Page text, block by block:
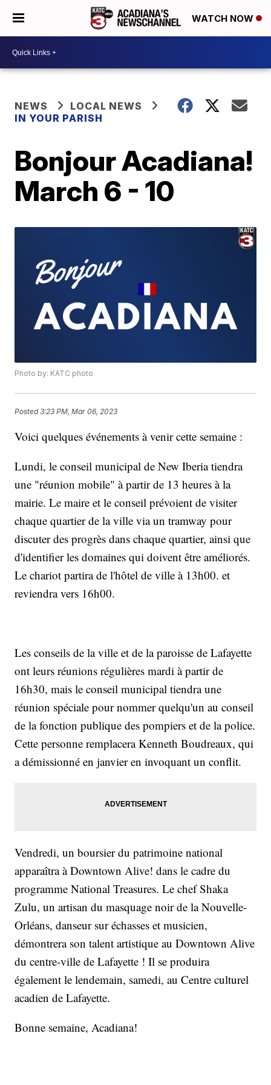
WATCH NOW
NEWS
LOCAL NEWS
IN YOUR PARISH
Bonjour Acadiana!
March 6 - 10
Photo by: KATC photo
Posted3:23 PM, Mar 06, 2023
Voici quelques événements à venir cette semaine :
Lundi, le conseil municipal de New Iberia tiendra
une "réunion mobile" à partir de 13 heures à la
mairie. Le maire et le conseil prévoient de visiter
chaque quartier de la ville via un tramway pour
discuter des progrès dans chaque quartier, ainsi que
d'identifier les domaines qui doivent être améliorés.
Le chariot partira de l'hôtel de ville à 13h00. et
reviendra vers 16h00.
Les conseils de la ville et de la paroisse de Lafayette
ont leurs réunions régulières mardi à partir de
16h30, mais le conseil municipal tiendra une
réunion spéciale pour nommer quelqu'un au conseil
de la fonction publique des pompiers et de la police.
Cette personne remplacera Kenneth Boudreaux, qui
a démissionné en janvier en invoquant un conflit.
Vendredi, un boursier du patrimoine national
apparaîtra à Downtown Alive! dans le cadre du
programme National Treasures. Le chef Shaka
Zulu, un artisan du masquage noir de la Nouvelle-
Orléans, danseur sur échasses et musicien,
démontrera son talent artistique au Downtown Alive
du centre-ville de Lafayette ! Il se produira
également le lendemain, samedi, au Centre culturel
acadien de Lafayette.
Bonne semaine, Acadiana!